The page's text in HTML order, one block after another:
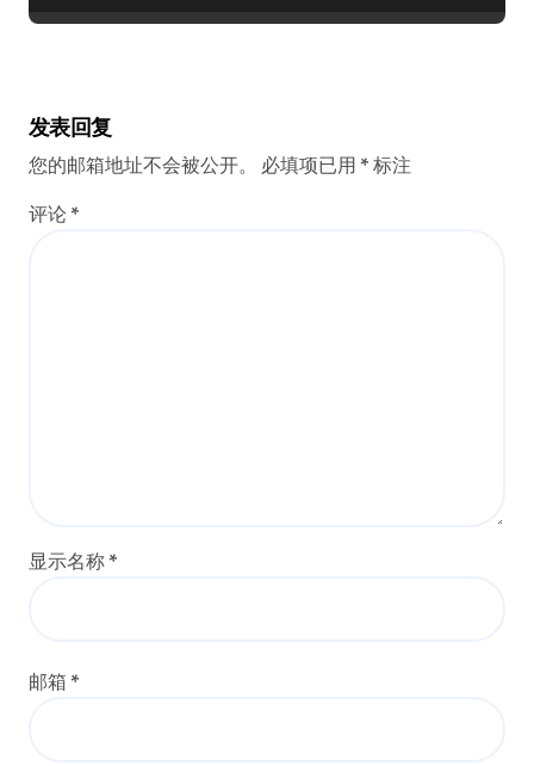
发表回复
您的邮箱地址不会被公开。 必填项已用 * 标注
评论 *
显示名称 *
邮箱 *